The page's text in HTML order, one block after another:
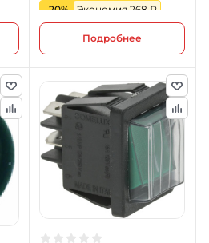
-20%
Экономия 268 ₽
Подробнее